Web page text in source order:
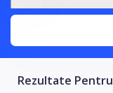
Rezultate Pentru